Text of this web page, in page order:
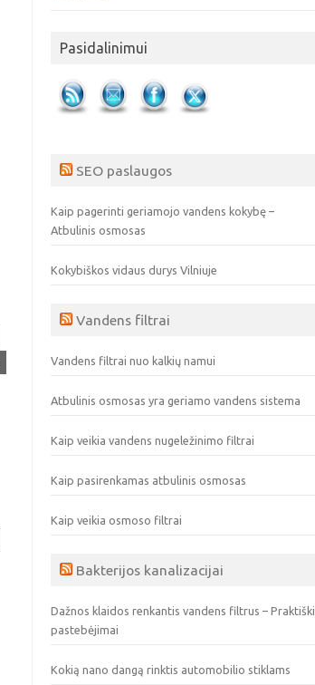
Pasidalinimui
SEO paslaugos
Kaip pagerinti geriamojo vandens kokybę –
Atbulinis osmosas
Kokybiškos vidaus durys Vilniuje
Vandens filtrai
Vandens filtrai nuo kalkių namui
Atbulinis osmosas yra geriamo vandens sistema
Kaip veikia vandens nugeležinimo filtrai
Kaip pasirenkamas atbulinis osmosas
Kaip veikia osmoso filtrai
Bakterijos kanalizacijai
Dažnos klaidos renkantis vandens filtrus – Praktiški
pastebėjimai
Kokią nano dangą rinktis automobilio stiklams